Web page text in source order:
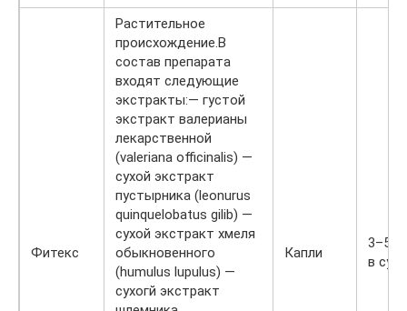
Фитекс
Растительное
происхождение.В
состав препарата
входят следующие
экстракты:— густой
экстракт валерианы
лекарственной
(valeriana officinalis) —
сухой экстракт
пустырника (leonurus
quinquelobatus gilib) —
сухой экстракт хмеля
обыкновенного
(humulus lupulus) —
сухогй экстракт
Капли
3–5
в